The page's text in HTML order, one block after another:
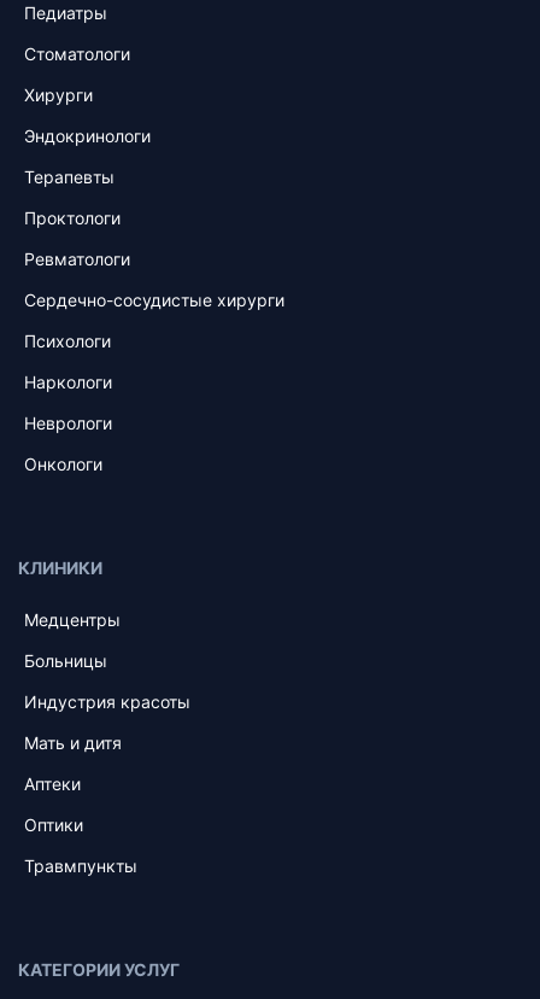
Педиатры
Стоматологи
Хирурги
Эндокринологи
Терапевты
Проктологи
Ревматологи
Сердечно-сосудистые хирурги
Психологи
Наркологи
Неврологи
Онкологи
КЛИНИКИ
Медцентры
Больницы
Индустрия красоты
Мать и дитя
Аптеки
Оптики
Травмпункты
КАТЕГОРИИ УСЛУГ